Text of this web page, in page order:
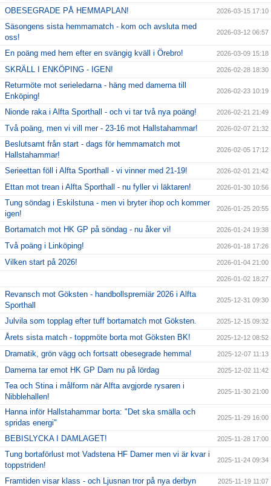
OBESEGRADE PÅ HEMMAPLAN! 2026-03-15 17:10
Säsongens sista hemmamatch - kom och avsluta med
oss!
2026-03-12 06:57
En poäng med hem efter en svängig kväll i Örebro! 2026-03-09 15:18
SKRÄLL I ENKÖPING - IGEN! 2026-02-28 18:30
Returmöte mot serieledarna - häng med damerna till
Enköping!
2026-02-23 10:19
Nionde raka i Alfta Sporthall - och vi tar två nya poäng! 2026-02-21 21:49
Två poäng, men vi vill mer - 23-16 mot Hallstahammar! 2026-02-07 21:32
Beslutsamt från start - dags för hemmamatch mot
Hallstahammar!
2026-02-05 17:12
Serieettan föll i Alfta Sporthall - vi vinner med 21-19! 2026-02-01 21:42
Ettan mot trean i Alfta Sporthall - nu fyller vi läktaren! 2026-01-30 10:56
Tung söndag i Eskilstuna - men vi bryter ihop och kommer
igen!
2026-01-25 20:55
Bortamatch mot HK GP på söndag - nu åker vi! 2026-01-24 19:38
Två poäng i Linköping! 2026-01-18 17:26
Vilken start på 2026! 2026-01-04 21:00
2026-01-02 18:27
Revansch mot Göksten - handbollspremiär 2026 i Alfta
Sporthall
2025-12-31 09:30
Julvila som topplag efter tuff bortamatch mot Göksten. 2025-12-15 09:32
Årets sista match - toppmöte borta mot Göksten BK! 2025-12-12 08:52
Dramatik, grön vägg och fortsatt obesegrade hemma! 2025-12-07 11:13
Damerna tar emot HK GP Dam nu på lördag 2025-12-02 11:42
Tea och Stina i målform när Alfta avgjorde rysaren i
Nibblehallen!
2025-11-30 21:00
Hanna inför Hallstahammar borta: "Det ska smälla och
spridas energi"
2025-11-29 16:00
BEBISLYCKA I DAMLAGET! 2025-11-28 17:00
Tung bortaförlust mot Vadstena HF Damer men vi är kvar i
toppstriden!
2025-11-24 09:34
Framtiden visar klass - och Ljusnan tror på nya derbyn 2025-11-19 11:07